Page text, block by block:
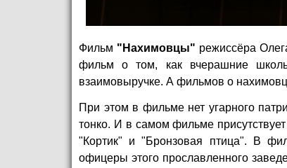
Фильм "Нахимовцы" режиссёра
фильм о том, как вчерашние
взаимовыручке. А фильмов о
При этом в фильме нет угарного
тонко. И в самом фильме
"Кортик" и "Бронзовая птица". В
офицеры этого прославленного